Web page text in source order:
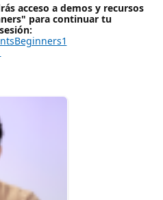
acceso a demos y recursos
para continuar tu